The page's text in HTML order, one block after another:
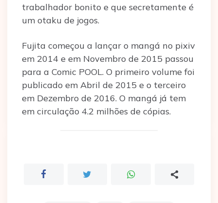
trabalhador bonito e que secretamente é
um otaku de jogos.
Fujita começou a lançar o mangá no pixiv
em 2014 e em Novembro de 2015 passou
para a Comic POOL. O primeiro volume foi
publicado em Abril de 2015 e o terceiro
em Dezembro de 2016. O mangá já tem
em circulação 4.2 milhões de cópias.